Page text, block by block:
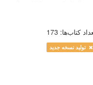
کتاب‌ها: 173
تولید نسخه جدید